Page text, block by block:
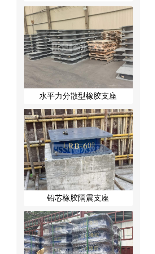
水平力分散型橡胶支座
铅芯橡胶隔震支座